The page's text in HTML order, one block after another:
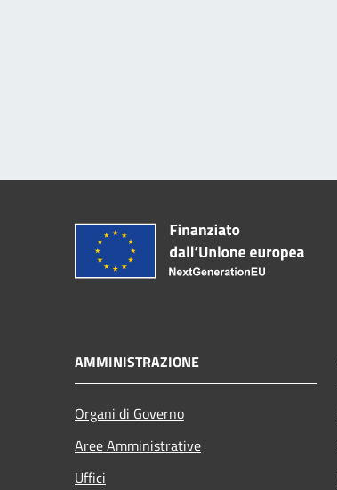
AMMINISTRAZIONE
Organi di Governo
Aree Amministrative
Uffici